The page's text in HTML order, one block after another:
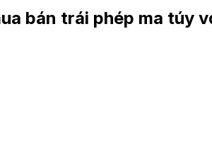
bán trái phép ma túy